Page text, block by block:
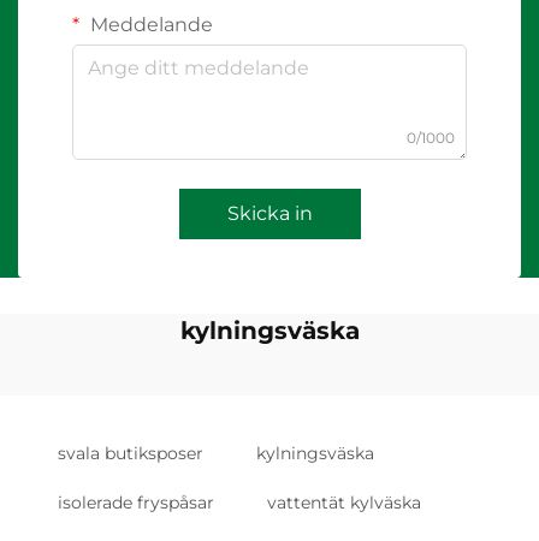
Meddelande
0/1000
Skicka in
kylningsväska
svala butiksposer kylningsväska
isolerade fryspåsar vattentät kylväska